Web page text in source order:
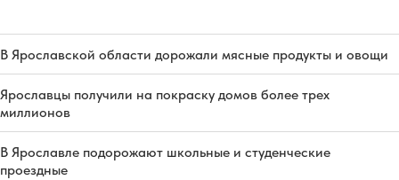
В Ярославской области дорожали мясные продукты и овощи
Ярославцы получили на покраску домов более трех
миллионов
В Ярославле подорожают школьные и студенческие
проездные